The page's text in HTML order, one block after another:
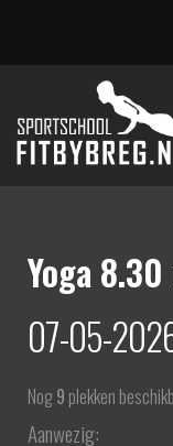
inhoud
Yoga
07-05-
Nog9 plekken
Aanwezig: